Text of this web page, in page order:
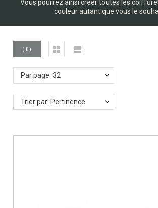
Vous pourrez ainsi créer toutes les
couleur autant que vous le
( 0)
Par page: 32
Trier par: Pertinence